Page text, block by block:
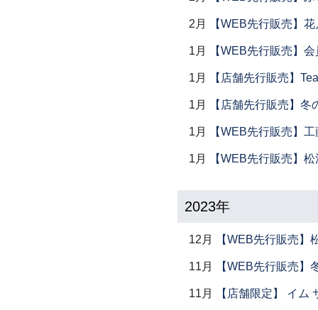
2月 【WEB先行販売】
1月 【WEB先行販売】
1月 【店舗先行販売】
1月 【店舗先行販売】冬
1月 【WEB先行販売】
1月 【WEB先行販売】
2023年
12月 【WEB先行販売】
11月 【WEB先行販売】
11月 【店舗限定】 イ